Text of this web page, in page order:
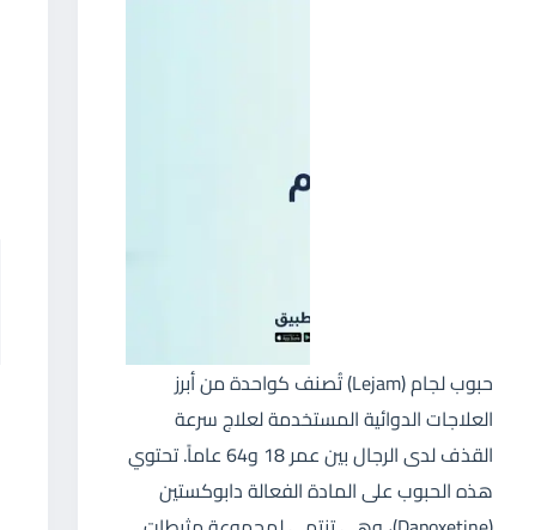
حبوب لجام (Lejam) تُصنف كواحدة من أبرز
العلاجات الدوائية المستخدمة لعلاج سرعة
القذف لدى الرجال بين عمر 18 و64 عاماً. تحتوي
هذه الحبوب على المادة الفعالة دابوكستين